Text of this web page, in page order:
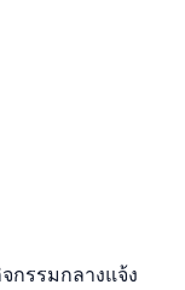
รรมกลางแจ้ง